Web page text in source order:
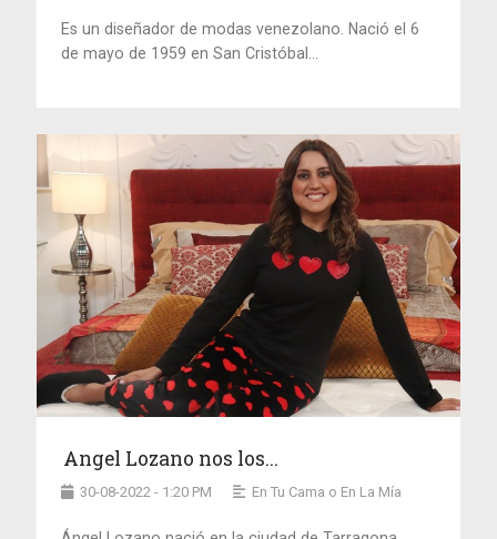
Es un diseñador de modas venezolano. Nació el 6
de mayo de 1959 en San Cristóbal...
Angel Lozano nos los...
30-08-2022 - 1:20 PM En Tu Cama o En La Mía